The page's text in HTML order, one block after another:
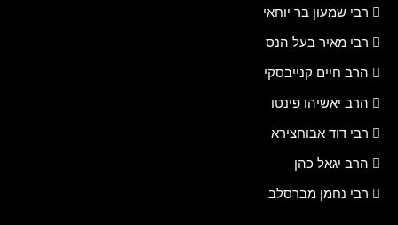
רבי שמעון בר יוחאי
רבי מאיר בעל הנס
הרב חיים קנייבסקי
הרב יאשיהו פינטו
רבי דוד אבוחצירא
הרב יגאל כהן
רבי נחמן מברסלב